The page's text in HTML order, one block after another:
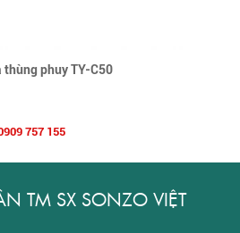
thùng phuy TY-C50
757 155
TM SX SONZO VIỆT